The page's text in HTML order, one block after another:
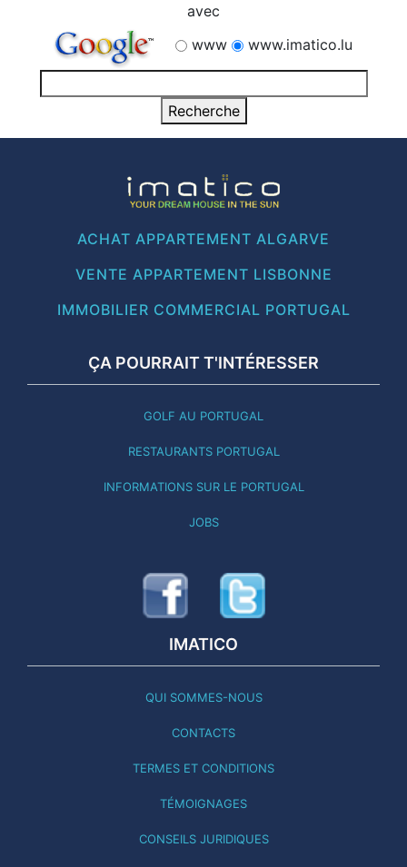
avec
www
www.imatico.lu
ACHAT APPARTEMENT ALGARVE
VENTE APPARTEMENT LISBONNE
IMMOBILIER COMMERCIAL PORTUGAL
ÇA POURRAIT T'INTÉRESSER
GOLF AU PORTUGAL
RESTAURANTS PORTUGAL
INFORMATIONS SUR LE PORTUGAL
JOBS
IMATICO
QUI SOMMES-NOUS
CONTACTS
TERMES ET CONDITIONS
TÉMOIGNAGES
CONSEILS JURIDIQUES